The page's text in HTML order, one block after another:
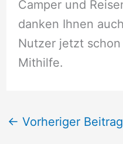
Camper und
danken Ihnen
Nutzer jetzt
Mithilfe.
← Vorheriger Beitrag